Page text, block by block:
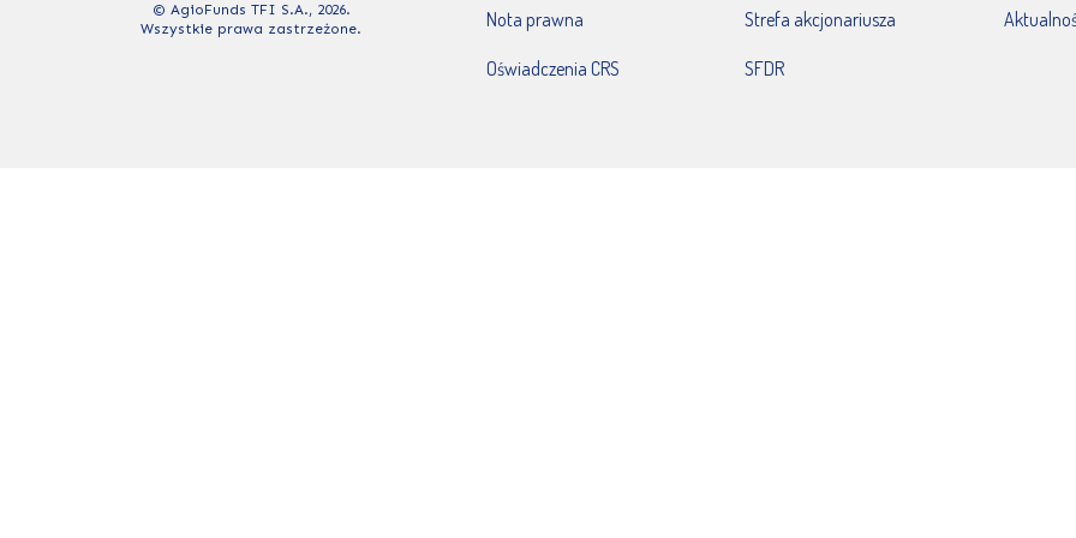
© AgioFunds TFI S.A., 2026.
Wszystkie prawa zastrzeżone.
Nota prawna
Oświadczenia CRS
Strefa akcjonariusza
SFDR